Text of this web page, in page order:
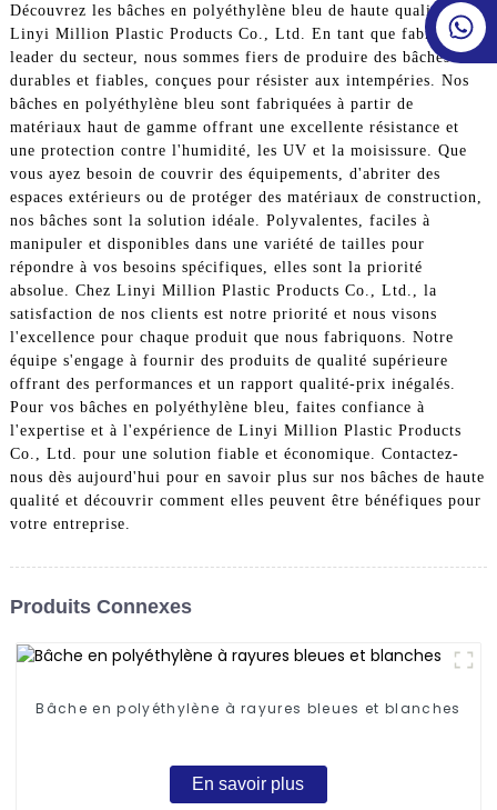
Découvrez les bâches en polyéthylène bleu de haute qualité de
Linyi Million Plastic Products Co., Ltd. En tant que fabricant
leader du secteur, nous sommes fiers de produire des bâches
durables et fiables, conçues pour résister aux intempéries. Nos
bâches en polyéthylène bleu sont fabriquées à partir de
matériaux haut de gamme offrant une excellente résistance et
une protection contre l'humidité, les UV et la moisissure. Que
vous ayez besoin de couvrir des équipements, d'abriter des
espaces extérieurs ou de protéger des matériaux de construction,
nos bâches sont la solution idéale. Polyvalentes, faciles à
manipuler et disponibles dans une variété de tailles pour
répondre à vos besoins spécifiques, elles sont la priorité
absolue. Chez Linyi Million Plastic Products Co., Ltd., la
satisfaction de nos clients est notre priorité et nous visons
l'excellence pour chaque produit que nous fabriquons. Notre
équipe s'engage à fournir des produits de qualité supérieure
offrant des performances et un rapport qualité-prix inégalés.
Pour vos bâches en polyéthylène bleu, faites confiance à
l'expertise et à l'expérience de Linyi Million Plastic Products
Co., Ltd. pour une solution fiable et économique. Contactez-
nous dès aujourd'hui pour en savoir plus sur nos bâches de haute
qualité et découvrir comment elles peuvent être bénéfiques pour
votre entreprise.
Produits Connexes
Bâche en polyéthylène à rayures bleues et blanches
En savoir plus